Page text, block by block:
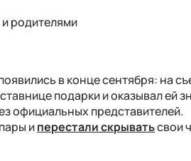
родителями
в конце сентября: на
подарки и оказывал ей
официальных представителей.
иперестали скрыватьсвои